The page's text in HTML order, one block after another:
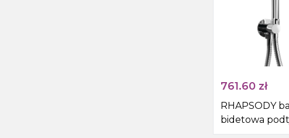
761.60 zł
RHAPSODY
bidetowa
ze słuchawką